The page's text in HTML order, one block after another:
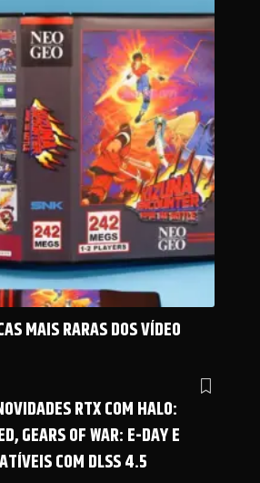
MAIS RARAS DOS VÍDEO
RTX COM HALO:
GEARS OF WAR: E-DAY E
COM DLSS 4.5